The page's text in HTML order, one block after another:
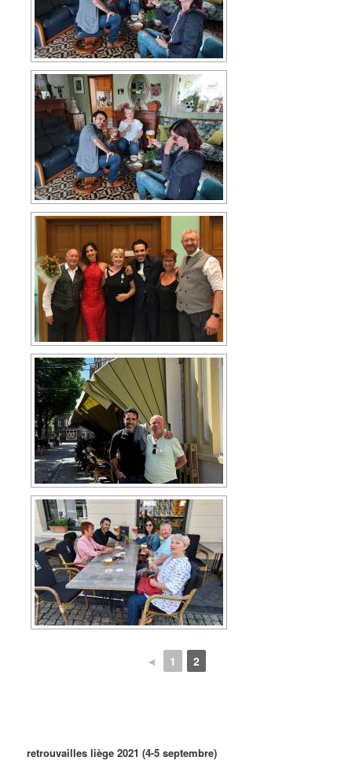
◄ 1 2
retrouvailles liège 2021 (4-5 septembre)